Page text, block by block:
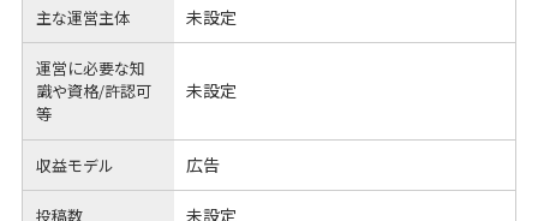
主な運営主体 未設定
運営に必要な知
識や資格/許認可
等
未設定
収益モデル 広告
投稿数 未設定